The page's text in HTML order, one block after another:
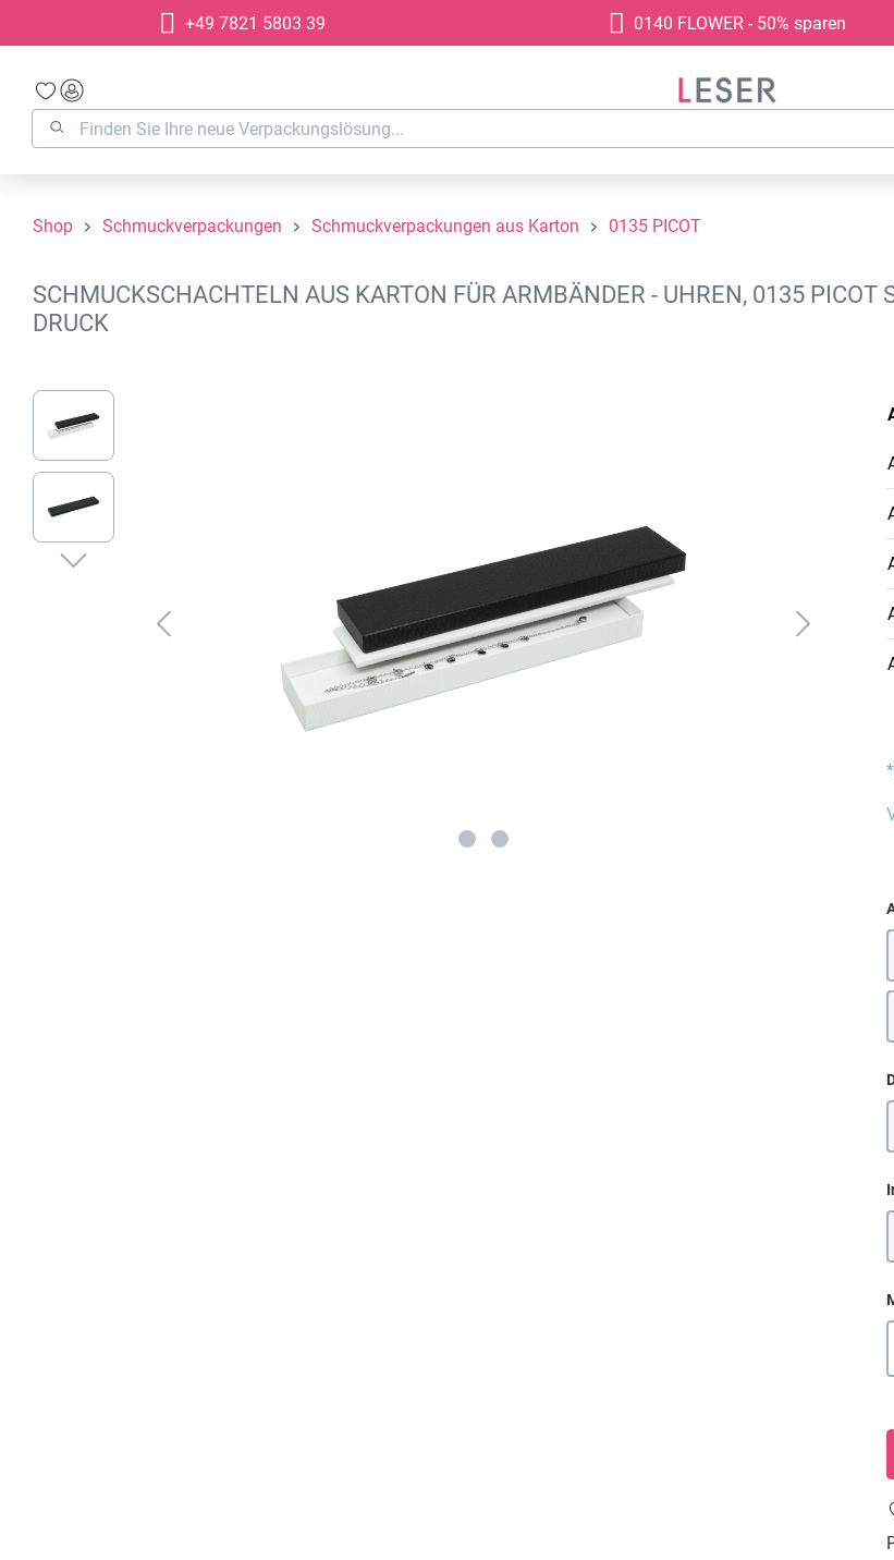
Zur Hauptnavigation springen
+49 7821 5803 39 0140 FLOWER - 50% sparen
Shop Schmuckverpackungen Schmuckverpackungen aus Karton 0135 PICOT
SCHMUCKSCHACHTELN AUS KARTON FÜR ARMBÄNDER - UHREN, 0135
DRUCK
Bildergalerie überspringen